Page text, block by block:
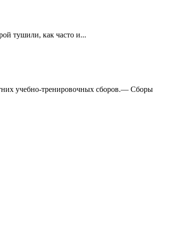
тушили, как часто и...
учебно-тренировочных сборов.— Сборы